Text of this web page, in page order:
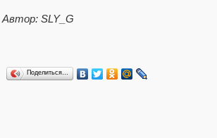
Автор: SLY_G
Поделиться…